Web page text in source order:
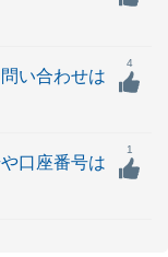
い合わせは
4
口座番号は
1